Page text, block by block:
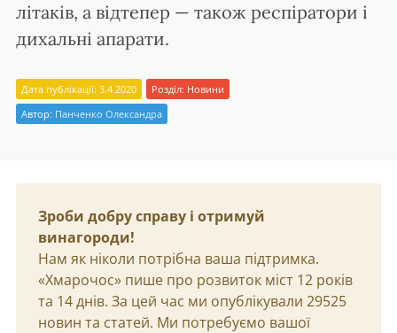
літаків, а відтепер — також респіратори і
дихальні апарати.
Дата публікації: 3.4.2020 Розділ: Новини
Автор: Панченко Олександра
Зроби добру справу і отримуй
винагороди!
Нам як ніколи потрібна ваша підтримка.
«Хмарочос» пише про розвиток міст 12 років
та 14 днів. За цей час ми опублікували 29525
новин та статей. Ми потребуємо вашої